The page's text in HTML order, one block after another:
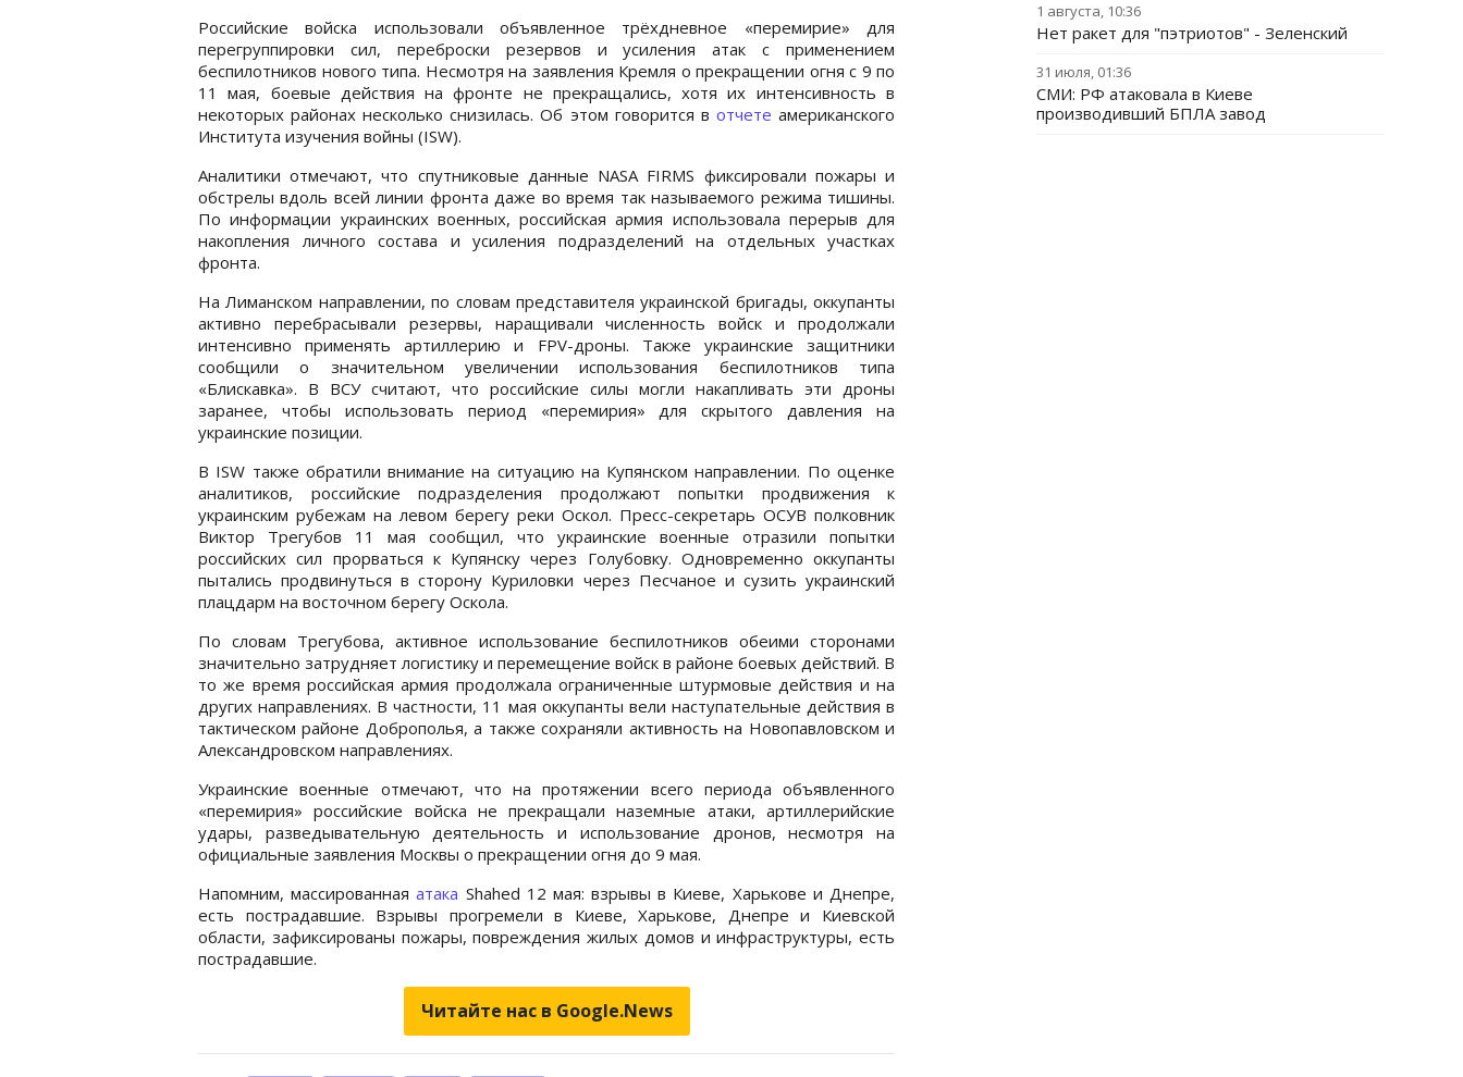
Российские войска использовали объявленное трёхдневное «перемирие» для
перегруппировки сил, переброски резервов и усиления атак с применением
беспилотников нового типа. Несмотря на заявления Кремля о прекращении огня с 9 по
11 мая, боевые действия на фронте не прекращались, хотя их интенсивность в
некоторых районах несколько снизилась. Об этом говорится в отчете американского
Института изучения войны (ISW).
Аналитики отмечают, что спутниковые данные NASA FIRMS фиксировали пожары и
обстрелы вдоль всей линии фронта даже во время так называемого режима тишины.
По информации украинских военных, российская армия использовала перерыв для
накопления личного состава и усиления подразделений на отдельных участках
фронта.
На Лиманском направлении, по словам представителя украинской бригады, оккупанты
активно перебрасывали резервы, наращивали численность войск и продолжали
интенсивно применять артиллерию и FPV-дроны. Также украинские защитники
сообщили о значительном увеличении использования беспилотников типа
«Блискавка». В ВСУ считают, что российские силы могли накапливать эти дроны
заранее, чтобы использовать период «перемирия» для скрытого давления на
украинские позиции.
В ISW также обратили внимание на ситуацию на Купянском направлении. По оценке
аналитиков, российские подразделения продолжают попытки продвижения к
украинским рубежам на левом берегу реки Оскол. Пресс-секретарь ОСУВ полковник
Виктор Трегубов 11 мая сообщил, что украинские военные отразили попытки
российских сил прорваться к Купянску через Голубовку. Одновременно оккупанты
пытались продвинуться в сторону Куриловки через Песчаное и сузить украинский
плацдарм на восточном берегу Оскола.
По словам Трегубова, активное использование беспилотников обеими сторонами
значительно затрудняет логистику и перемещение войск в районе боевых действий. В
то же время российская армия продолжала ограниченные штурмовые действия и на
других направлениях. В частности, 11 мая оккупанты вели наступательные действия в
тактическом районе Доброполья, а также сохраняли активность на Новопавловском и
Александровском направлениях.
Украинские военные отмечают, что на протяжении всего периода объявленного
«перемирия» российские войска не прекращали наземные атаки, артиллерийские
удары, разведывательную деятельность и использование дронов, несмотря на
официальные заявления Москвы о прекращении огня до 9 мая.
Напомним, массированнаяатака Shahed 12 мая: взрывы в Киеве, Харькове и Днепре,
есть пострадавшие. Взрывы прогремели в Киеве, Харькове, Днепре и Киевской
области, зафиксированы пожары, повреждения жилых домов и инфраструктуры, есть
пострадавшие.
Читайте нас в Google.News
1 августа, 10:36
Нет ракет для "пэтриотов" - Зеленский
31 июля, 01:36
СМИ: РФ атаковала в Киеве
производивший БПЛА завод